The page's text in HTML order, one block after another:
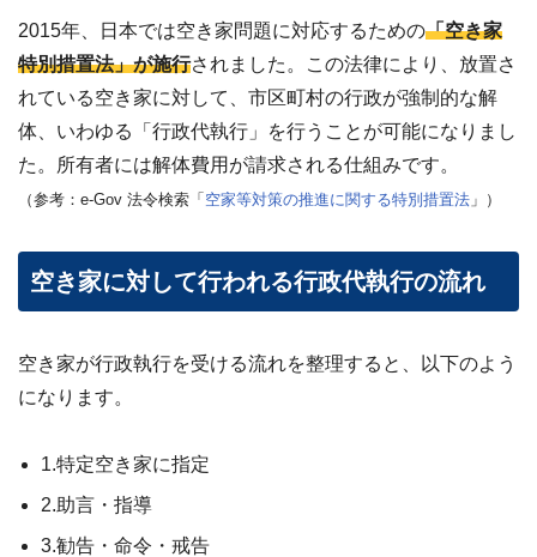
?
る
ご
質
問
定・
取・
金・
分
し
こ
業
い
2015年、日本では空き家問題に対応するための「空き家
特別措置法」が施行されました。この法律により、放置さ
れている空き家に対して、市区町村の行政が強制的な解
体、いわゆる「行政代執行」を行うことが可能になりまし
た。所有者には解体費用が請求される仕組みです。
（参考：e-Gov 法令検索「 空家等対策の推進に関する特別措置法 」）
空き家に対して行われる行政代執行の流れ
空き家が行政執行を受ける流れを整理すると、以下のよう
になります。
1.特定空き家に指定
2.助言・指導
3.勧告・命令・戒告